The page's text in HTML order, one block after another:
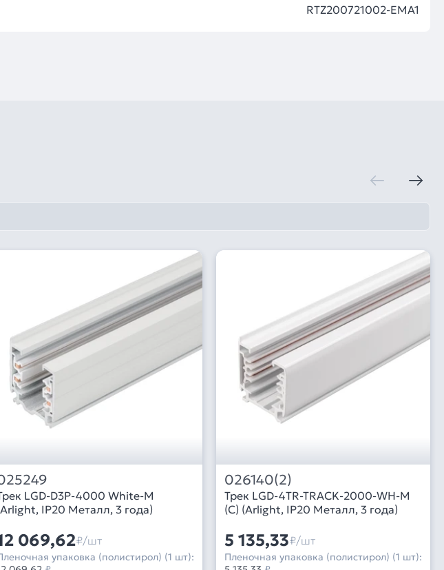
RTZ200721002-EMA1
LGD-D3P-4000 White-M
IP20 Металл, 3 года)
069,62₽/шт
упаковка (полистирол) (1 шт):
026140(2)
Трек LGD-4TR-TRACK-2000-WH-M
(C) (Arlight, IP20 Металл, 3 года)
5 135,33₽/шт
Пленочная упаковка (полистирол) (1 шт):